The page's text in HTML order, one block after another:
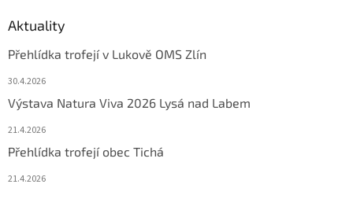
Aktuality
Přehlídka trofejí v Lukově OMS Zlín
30.4.2026
Výstava Natura Viva 2026 Lysá nad Labem
21.4.2026
Přehlídka trofejí obec Tichá
21.4.2026